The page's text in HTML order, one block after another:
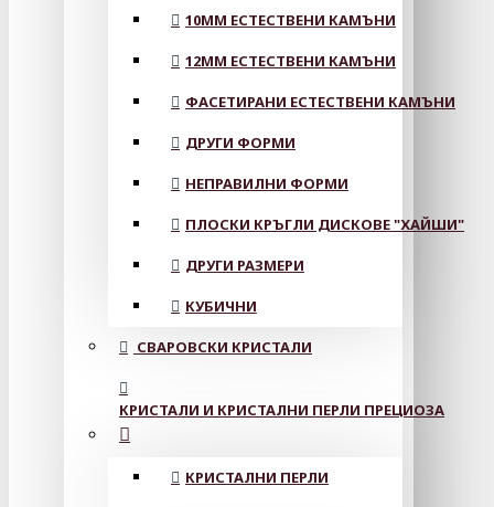
10MM ЕСТЕСТВЕНИ КАМЪНИ
12MM ЕСТЕСТВЕНИ КАМЪНИ
ФАСЕТИРАНИ ЕСТЕСТВЕНИ КАМЪНИ
ДРУГИ ФОРМИ
НЕПРАВИЛНИ ФОРМИ
ПЛОСКИ КРЪГЛИ ДИСКОВЕ "ХАЙШИ"
ДРУГИ РАЗМЕРИ
КУБИЧНИ
СВАРОВСКИ КРИСТАЛИ
КРИСТАЛИ И КРИСТАЛНИ ПЕРЛИ ПРЕЦИОЗА
КРИСТАЛНИ ПЕРЛИ